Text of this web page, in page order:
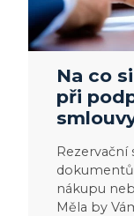
Na co
při
Rezervační
nákupu
Měla by